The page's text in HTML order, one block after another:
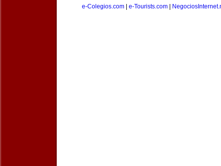
e-Colegios.com
e-Tourists.com